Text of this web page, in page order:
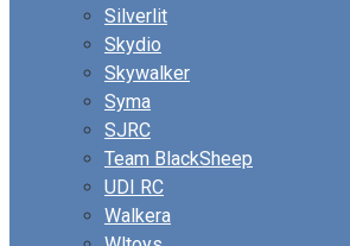
Silverlit
Skydio
Skywalker
Syma
SJRC
Team BlackSheep
UDI RC
Walkera